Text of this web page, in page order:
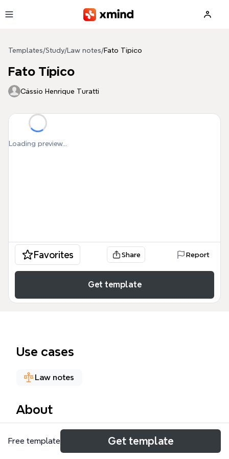
Templates/Study/ Law notes/Fato Típico
Fato Típico
Cássio Henrique Turatti
Loading preview...
Favorites Share Report
Get template
Use cases
Law notes
About
O Fato Típico é um dos elementos centrais do crime
no Direito Penal brasileiro. Este mapa mental, com
Free template Get template